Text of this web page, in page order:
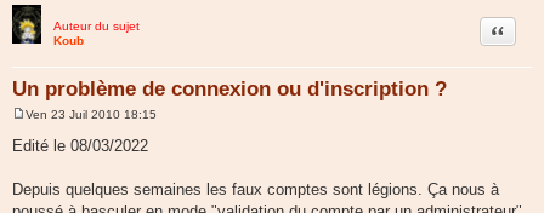
Auteur du sujet
Koub
Un problème de connexion ou d'inscription ?
Citer
e
s
g
Ven 23 Juil 2010 18:15
Edité le 08/03/2022
Depuis quelques semaines les faux comptes sont légions. Ça nous à